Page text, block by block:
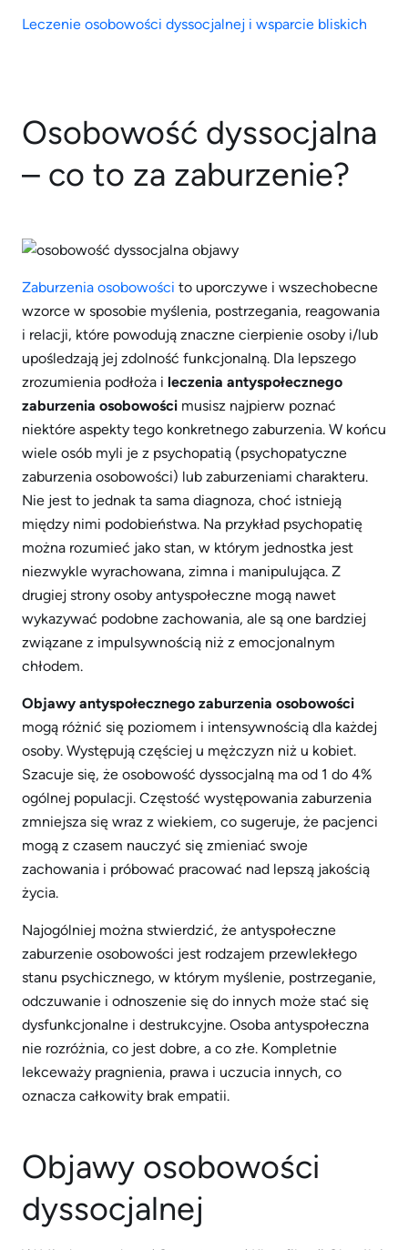
Leczenie osobowości dyssocjalnej i wsparcie bliskich
Osobowość dyssocjalna
– co to za zaburzenie?
Zaburzenia osobowości to uporczywe i wszechobecne
wzorce w sposobie myślenia, postrzegania, reagowania
i relacji, które powodują znaczne cierpienie osoby i/lub
upośledzają jej zdolność funkcjonalną. Dla lepszego
zrozumienia podłoża i leczenia antyspołecznego
zaburzenia osobowości musisz najpierw poznać
niektóre aspekty tego konkretnego zaburzenia. W końcu
wiele osób myli je z psychopatią (psychopatyczne
zaburzenia osobowości) lub zaburzeniami charakteru.
Nie jest to jednak ta sama diagnoza, choć istnieją
między nimi podobieństwa. Na przykład psychopatię
można rozumieć jako stan, w którym jednostka jest
niezwykle wyrachowana, zimna i manipulująca. Z
drugiej strony osoby antyspołeczne mogą nawet
wykazywać podobne zachowania, ale są one bardziej
związane z impulsywnością niż z emocjonalnym
chłodem.
Objawy antyspołecznego zaburzenia osobowości
mogą różnić się poziomem i intensywnością dla każdej
osoby. Występują częściej u mężczyzn niż u kobiet.
Szacuje się, że osobowość dyssocjalną ma od 1 do 4%
ogólnej populacji. Częstość występowania zaburzenia
zmniejsza się wraz z wiekiem, co sugeruje, że pacjenci
mogą z czasem nauczyć się zmieniać swoje
zachowania i próbować pracować nad lepszą jakością
życia.
Najogólniej można stwierdzić, że antyspołeczne
zaburzenie osobowości jest rodzajem przewlekłego
stanu psychicznego, w którym myślenie, postrzeganie,
odczuwanie i odnoszenie się do innych może stać się
dysfunkcjonalne i destrukcyjne. Osoba antyspołeczna
nie rozróżnia, co jest dobre, a co złe. Kompletnie
lekceważy pragnienia, prawa i uczucia innych, co
oznacza całkowity brak empatii.
Objawy osobowości
dyssocjalnej